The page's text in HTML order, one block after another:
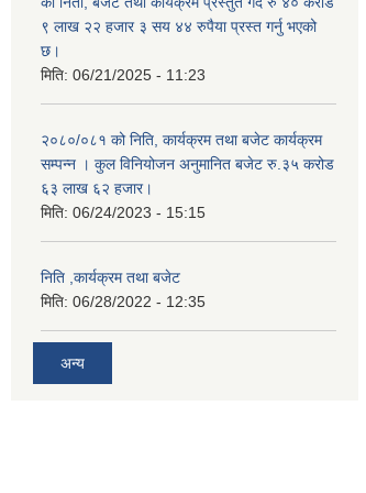
९ लाख २२ हजार ३ सय ४४ रुपैया प्रस्त गर्नु भएको
छ।
मिति: 06/21/2025 - 11:23
२०८०/०८१ को निति, कार्यक्रम तथा बजेट कार्यक्रम
सम्पन्न । कुल विनियोजन अनुमानित बजेट रु.३५ करोड
६३ लाख ६२ हजार।
मिति: 06/24/2023 - 15:15
निति ,कार्यक्रम तथा बजेट
मिति: 06/28/2022 - 12:35
अन्य